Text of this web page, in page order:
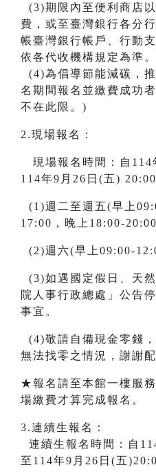
(3)期限內至便利商店
費，或至臺灣銀行各分
帳臺灣銀行帳戶、行動
依各代收機構規定為準。
(4)為倡導節能減碳，
名期間報名並繳費成功
不在此限。)
2.現場報名：
現場報名時間：自114
114年9月26日(五) 20:00
(1)週二至週五(早上
17:00，晚上18:00-
(2)週六(早上09:00-
(3)如遇國定假日、天
院人事行政總處」公告
事宜。
(4)敬請自備現金零錢
無法找零之情況，謝謝配
★報名請至本館一樓服
場繳費才算完成報名。
3.連續生報名：
連續生報名時間：自
至114年9月26日(五